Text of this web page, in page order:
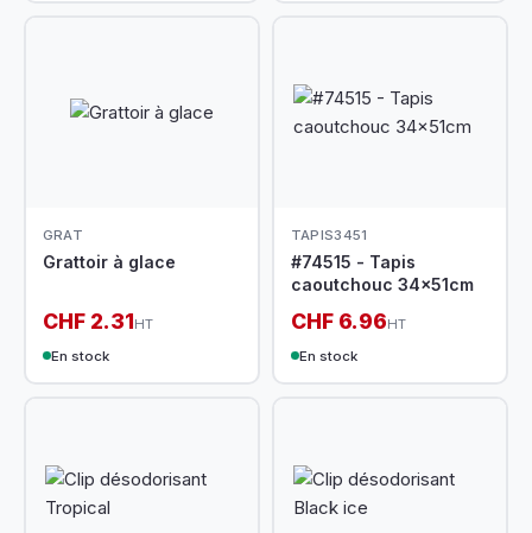
GRAT
Grattoir à glace
CHF 2.31HT
En stock
TAPIS3451
#74515 - Tapis
caoutchouc 34x51cm
CHF 6.96HT
En stock